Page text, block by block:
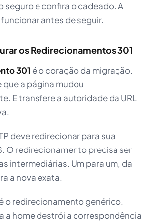
seguro e confira o cadeado. A
antes de seguir.
os Redirecionamentos 301
301 é o coração da migração.
que a página mudou
E transfere a autoridade da URL
deve redirecionar para sua
O redirecionamento precisa ser
intermediárias. Um para um, da
a nova exata.
o redirecionamento genérico.
a home destrói a correspondência